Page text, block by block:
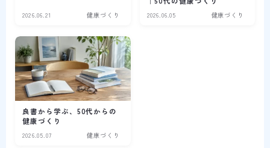
コラム
プロフィール
2026.06.21 健康づくり 2026.06.05 健康づくり
良書から学ぶ、50代からの
健康づくり
2026.05.07 健康づくり